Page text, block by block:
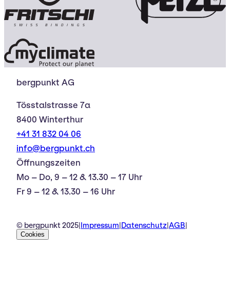
bergpunkt AG
Tösstalstrasse 7a
8400 Winterthur
+41 31 832 04 06
info@bergpunkt.ch
Öffnungszeiten
Mo – Do, 9 – 12 & 13.30 – 17 Uhr
Fr 9 – 12 & 13.30 – 16 Uhr
© bergpunkt 2025 Impressum Datenschutz AGB
Cookies